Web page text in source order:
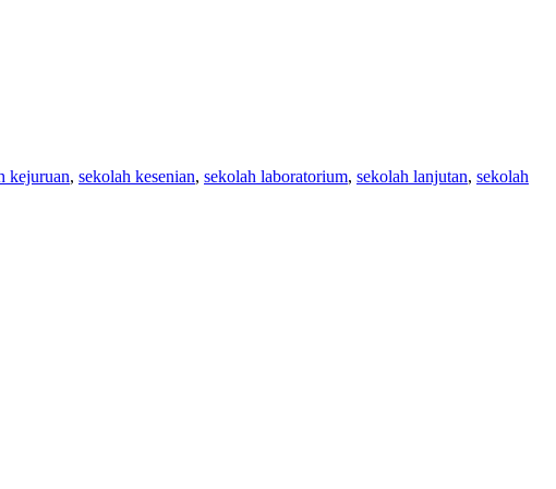
kejuruan, sekolah kesenian, sekolah laboratorium, sekolah lanjutan, sekolah